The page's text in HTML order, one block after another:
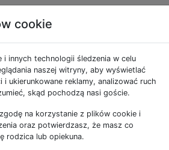
Tagi
techniczny
którego
może
cookie
i innych technologii śledzenia w celu
naszej witryny, aby wyświetlać
i ukierunkowane reklamy, analizować ruch
skąd pochodzą nasi goście.
na korzystanie z plików cookie i
oraz potwierdzasz, że masz co
rodzica lub opiekuna.